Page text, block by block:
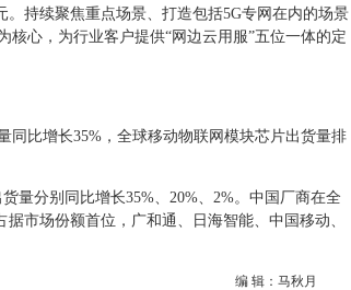
持续聚焦重点场景、打造包括5G专网在内的场景
心，为行业客户提供“网边云用服”五位一体的定
同比增长35%，全球移动物联网模块芯片出货量排
量分别同比增长35%、20%、2%。中国厂商在全
市场份额首位，广和通、日海智能、中国移动、
编 辑：马秋月